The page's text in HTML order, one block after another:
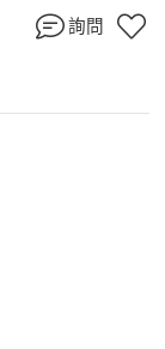
詢問